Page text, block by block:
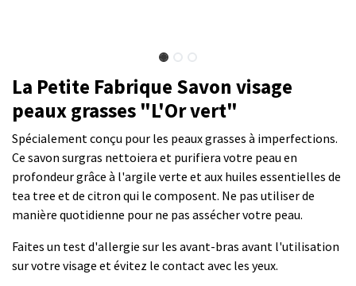
La Petite Fabrique Savon visage
peaux grasses "L'Or vert"
Spécialement conçu pour les peaux grasses à imperfections.
Ce savon surgras nettoiera et purifiera votre peau en
profondeur grâce à l'argile verte et aux huiles essentielles de
tea tree et de citron qui le composent. Ne pas utiliser de
manière quotidienne pour ne pas assécher votre peau.
Faites un test d'allergie sur les avant-bras avant l'utilisation
sur votre visage et évitez le contact avec les yeux.